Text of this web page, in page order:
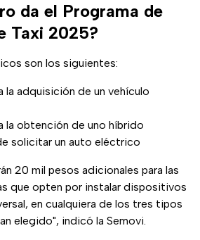
da el Programa de
Taxi 2025?
son los siguientes:
la adquisición de un vehículo
la obtención de uno híbrido
solicitar un auto eléctrico
20 mil pesos adicionales para las
que opten por instalar dispositivos
en cualquiera de los tres tipos
elegido", indicó la Semovi.